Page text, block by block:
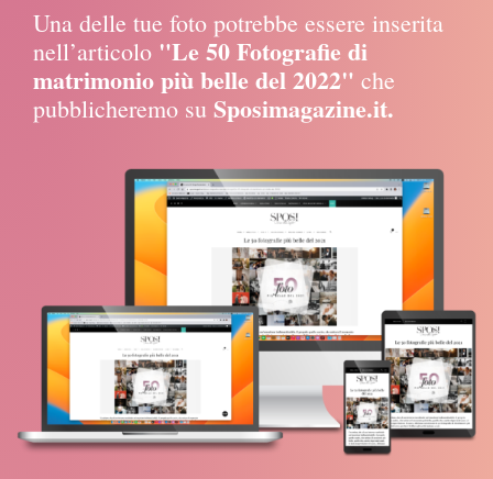
Una delle tue foto potrebbe essere inserita
nell’articolo "Le 50 Fotografie di
matrimonio più belle del 2022" che
pubblicheremo su Sposimagazine.it.